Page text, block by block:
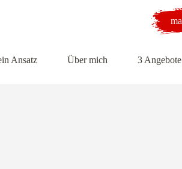
Ansatz Über mich 3 Angebote